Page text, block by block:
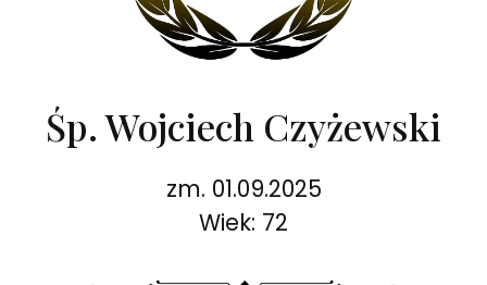
Śp. Wojciech Czyżewski
zm. 01.09.2025
Wiek: 72